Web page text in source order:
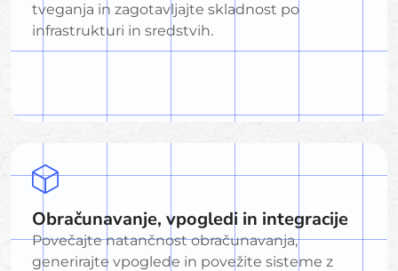
tveganja in zagotavljajte skladnost po
infrastrukturi in sredstvih.
Obračunavanje, vpogledi in integracije
Povečajte natančnost obračunavanja,
generirajte vpoglede in povežite sisteme z